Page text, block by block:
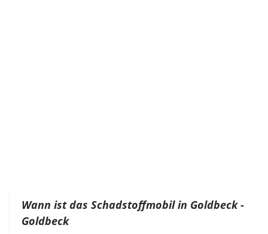
Wann ist das Schadstoffmobil in Goldbeck -
Goldbeck